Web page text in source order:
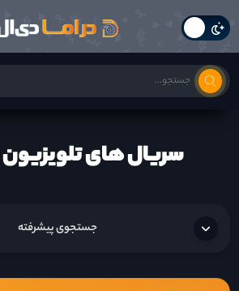
سریال های تلویزیون
جستجوی پیشرفته